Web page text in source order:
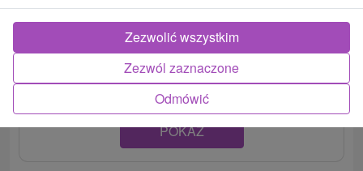
Nižná Boca
Drevenica v krásnom prostredí Nízkych Tatier, v obci
Nižná Boca, ponúka ubytovanie v dvoch apartmánoch,...
POKAZ
Odmówić
Zezwól zaznaczone
Zezwolić wszystkim